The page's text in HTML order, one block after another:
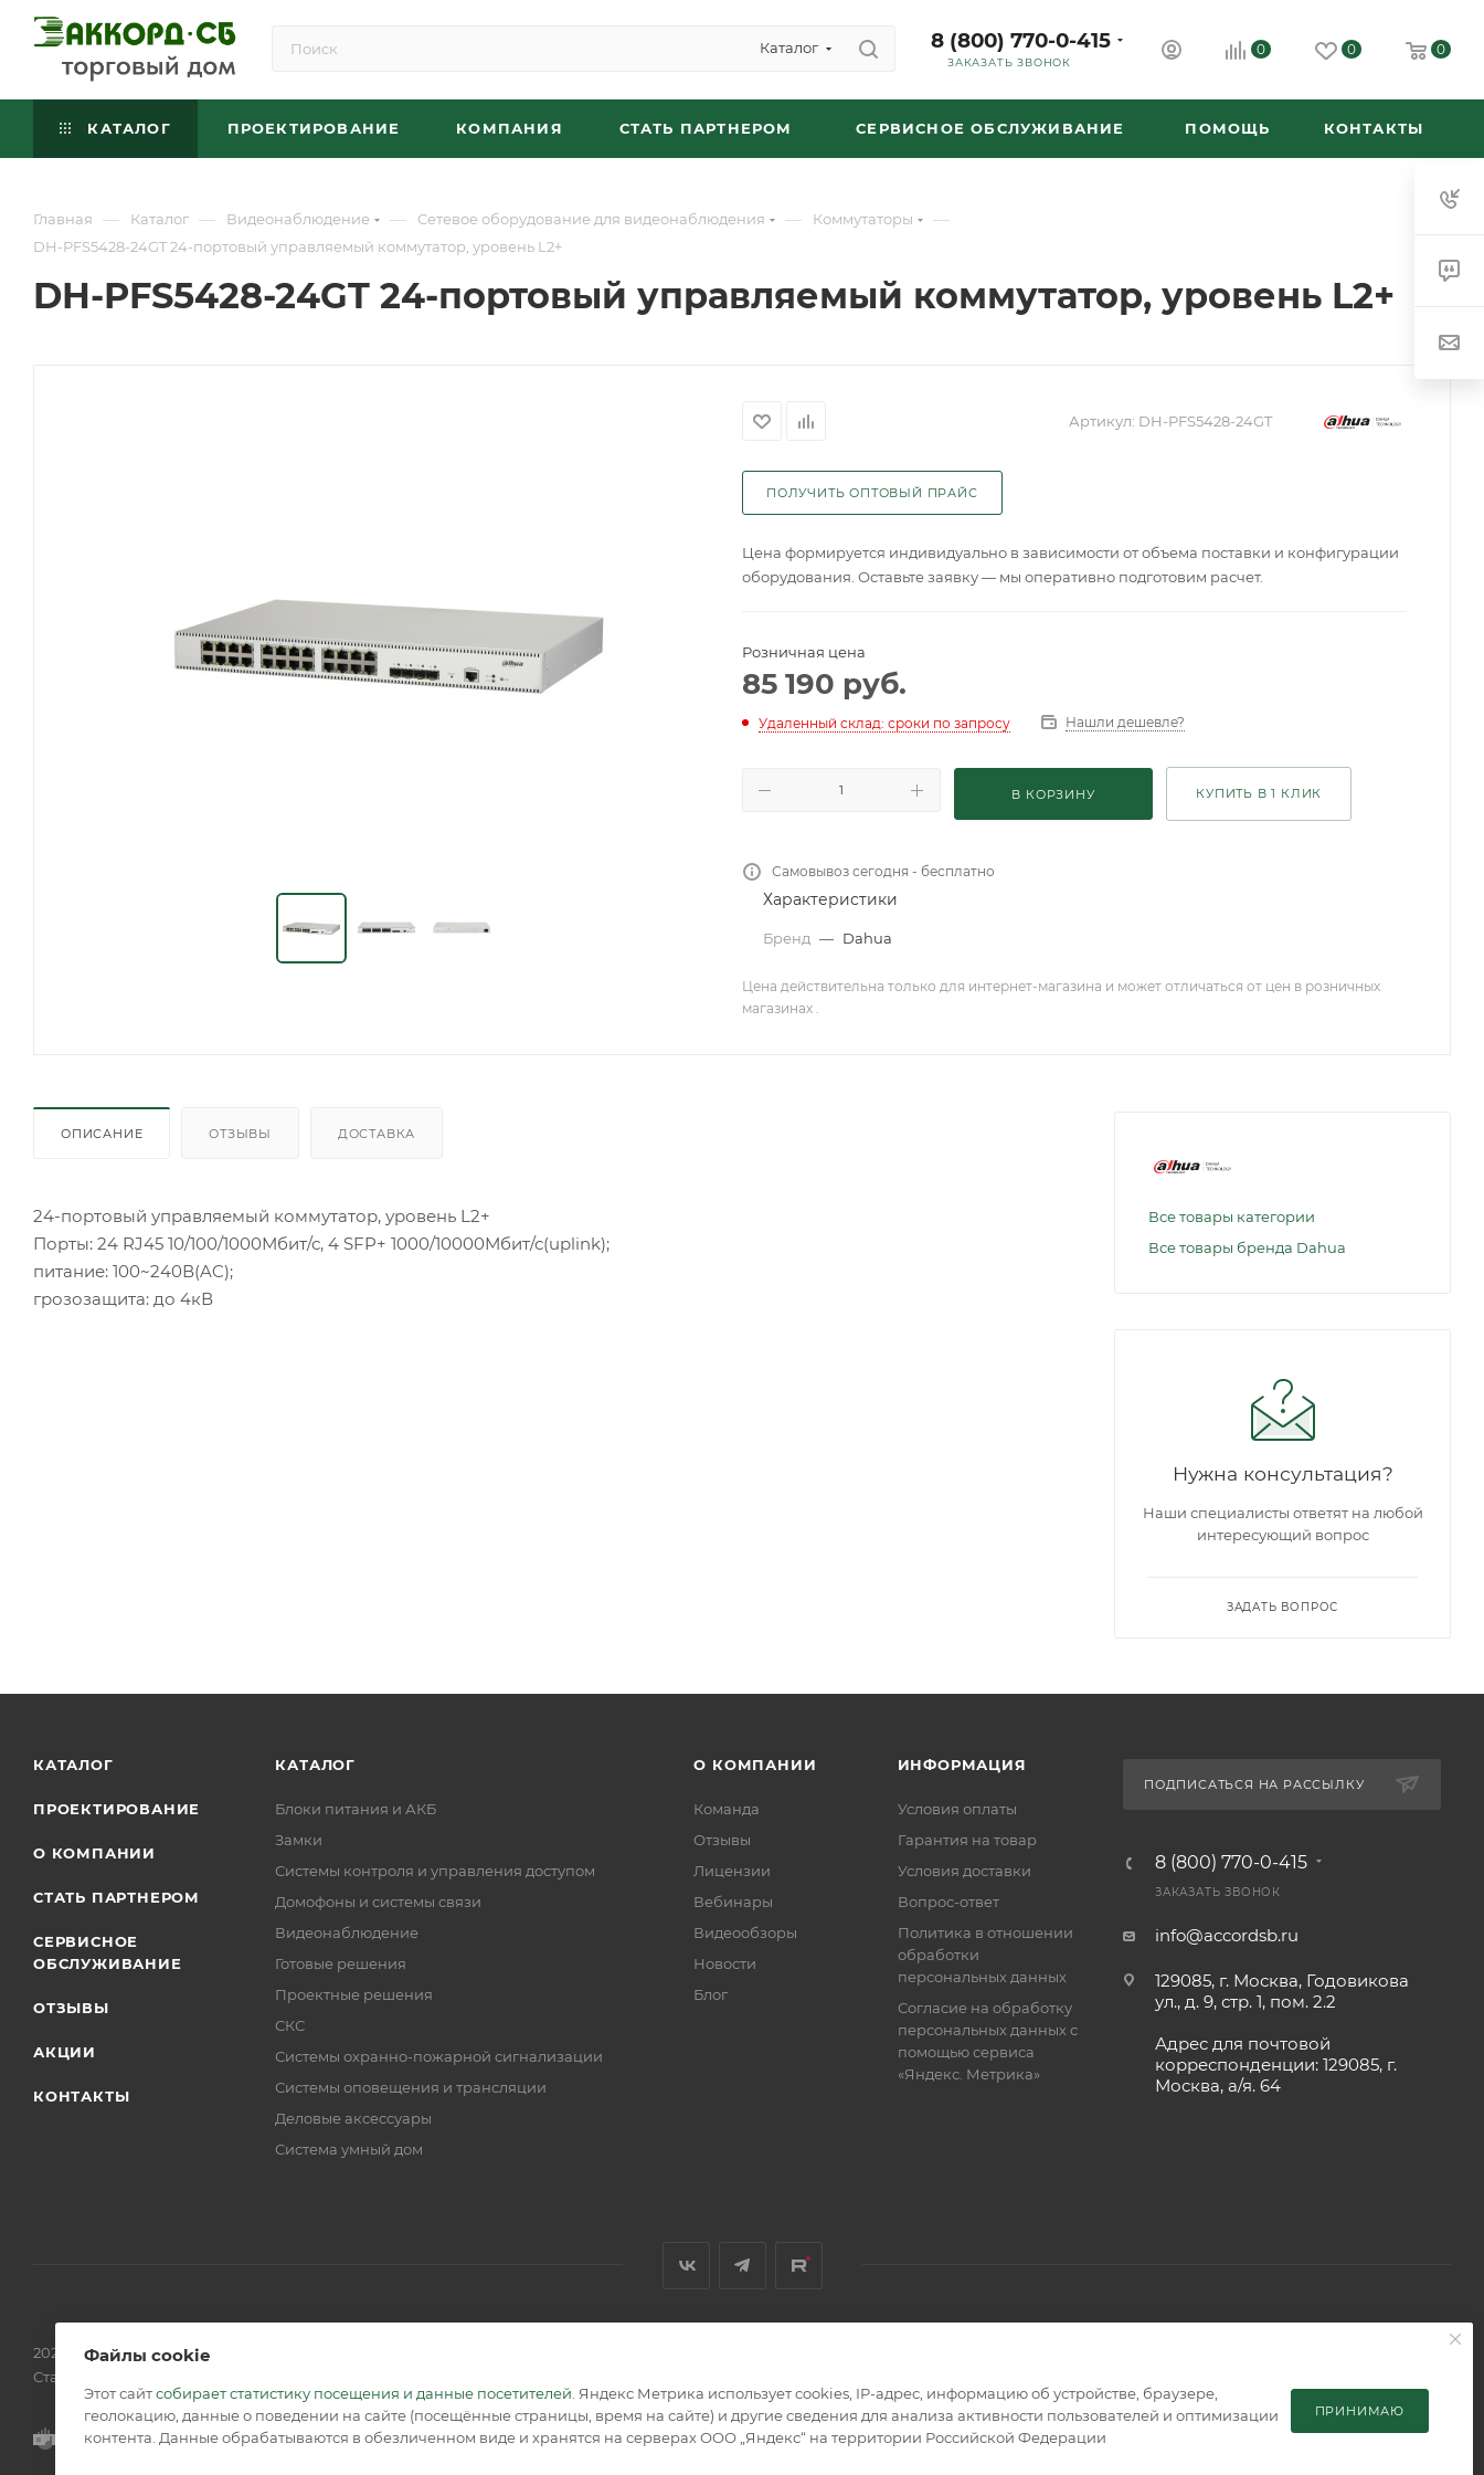
Каталог 8 (800) 770-0-415
ЗАКАЗАТЬ ЗВОНОК
0 0 0
КАТАЛОГ ПРОЕКТИРОВАНИЕ КОМПАНИЯ СТАТЬ ПАРТНЕРОМ СЕРВИСНОЕ ОБСЛУЖИВАНИЕ ПОМОЩЬ КОНТАКТЫ
Главная — Каталог — Видеонаблюдение — Сетевое оборудование для видеонаблюдения — Коммутаторы —
DH-PFS5428-24GT 24-портовый управляемый коммутатор, уровень L2+
DH-PFS5428-24GT 24-портовый управляемый коммутатор, уровень L2+
Артикул: DH-PFS5428-24GT
ПОЛУЧИТЬ ОПТОВЫЙ ПРАЙС
Цена формируется индивидуально в зависимости от объема поставки и конфигурации
оборудования. Оставьте заявку — мы оперативно подготовим расчет.
Розничная цена
85 190 руб.
Удаленный склад: сроки по запросу Нашли дешевле?
В КОРЗИНУ КУПИТЬ В 1 КЛИК
Самовывоз сегодня - бесплатно
Характеристики
Бренд — Dahua
Цена действительна только для интернет-магазина и может отличаться от цен в розничных
магазинах .
ОПИСАНИЕ ОТЗЫВЫ ДОСТАВКА
24-портовый управляемый коммутатор, уровень L2+
Порты: 24 RJ45 10/100/1000Мбит/с, 4 SFP+ 1000/10000Мбит/с(uplink);
питание: 100~240В(AC);
грозозащита: до 4кВ
Все товары категории
Все товары бренда Dahua
Нужна консультация?
Наши специалисты ответят на любой
интересующий вопрос
ЗАДАТЬ ВОПРОС
КАТАЛОГ
ПРОЕКТИРОВАНИЕ
О КОМПАНИИ
СТАТЬ ПАРТНЕРОМ
СЕРВИСНОЕ
ОБСЛУЖИВАНИЕ
ОТЗЫВЫ
АКЦИИ
КОНТАКТЫ
КАТАЛОГ
Блоки питания и АКБ
Замки
Системы контроля и управления доступом
Домофоны и системы связи
Видеонаблюдение
Готовые решения
Проектные решения
СКС
Системы охранно-пожарной сигнализации
Системы оповещения и трансляции
Деловые аксессуары
Система умный дом
О КОМПАНИИ
Команда
Отзывы
Лицензии
Вебинары
Видеообзоры
Новости
Блог
ИНФОРМАЦИЯ
Условия оплаты
Гарантия на товар
Условия доставки
Вопрос-ответ
Политика в отношении
обработки
персональных данных
Согласие на обработку
персональных данных с
помощью сервиса
«Яндекс. Метрика»
ПОДПИСАТЬСЯ НА РАССЫЛКУ
8 (800) 770-0-415
ЗАКАЗАТЬ ЗВОНОК
info@accordsb.ru
129085, г. Москва, Годовикова
ул., д. 9, стр. 1, пом. 2.2
Адрес для почтовой
корреспонденции: 129085, г.
Москва, а/я. 64
2026 © Обращаем Ваше внимание на то, что вся информация, размещенная на сайте, носит информационный характер и не является публичной офертой, определяемой положениями
Статьи 437 (2) ГК РФ.
Файлы cookie
Этот сайтсобирает статистику посещения и данные посетителей . Яндекс Метрика использует cookies, IP-адрес, информацию об устройстве, браузере,
геолокацию, данные о поведении на сайте (посещённые страницы, время на сайте) и другие сведения для анализа активности пользователей и оптимизации
контента. Данные обрабатываются в обезличенном виде и хранятся на серверах ООО „Яндекс“ на территории Российской Федерации
ПРИНИМАЮ